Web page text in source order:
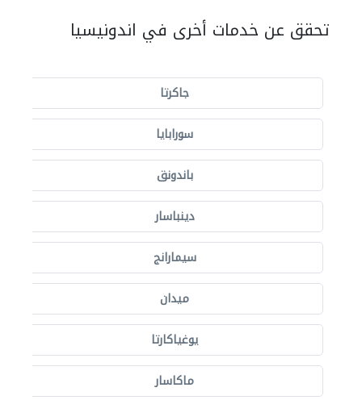
تحقق عن خدمات أخرى في اندونيسيا
جاكرتا
سورابايا
باندونق
دينباسار
سيمارانج
ميدان
يوغياكارتا
ماكاسار